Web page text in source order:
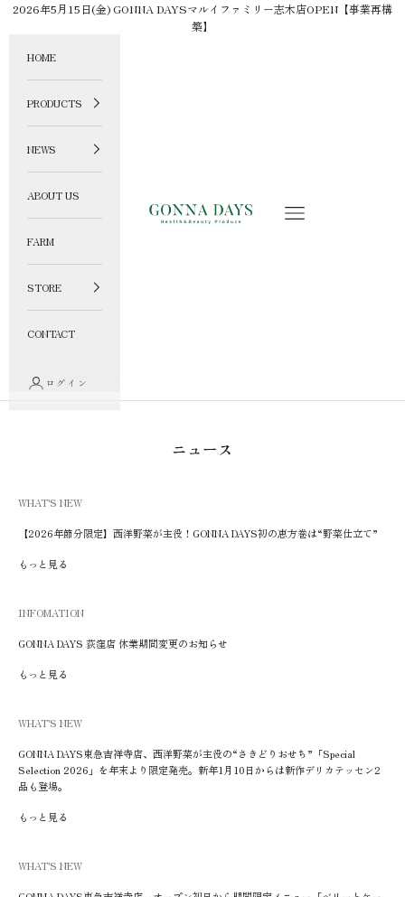
コンテンツへスキップ
2026年5月15日(金) GONNA DAYSマルイファミリー志木店OPEN【事業再構
築】
GONNA DAYS ONLINE STORE メニュー
HOME
PRODUCTS
NEWS
ABOUT US
FARM
STORE
CONTACT
ログイン
ニュース
WHAT'S NEW
【2026年節分限定】西洋野菜が主役！GONNA DAYS初の恵方巻は“野菜仕立て”
もっと見る
INFOMATION
GONNA DAYS 荻窪店 休業期間変更のお知らせ
もっと見る
WHAT'S NEW
GONNA DAYS東急吉祥寺店、西洋野菜が主役の“さきどりおせち”「Special
Selection 2026」を年末より限定発売。新年1月10日からは新作デリカテッセン2
品も登場。
もっと見る
WHAT'S NEW